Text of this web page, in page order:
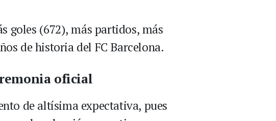
goles (672), más partidos, más
de historia del FC Barcelona.
oficial
de altísima expectativa, pues